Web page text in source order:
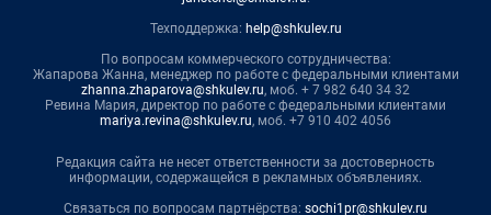
Техподдержка: help@shkulev.ru
По вопросам коммерческого сотрудничества:
Жапарова Жанна, менеджер по работе с федеральными клиентами
zhanna.zhaparova@shkulev.ru, моб. + 7 982 640 34 32
Ревина Мария, директор по работе с федеральными клиентами
mariya.revina@shkulev.ru, моб. +7 910 402 4056
Редакция сайта не несет ответственности за достоверность
информации, содержащейся в рекламных объявлениях.
Связаться по вопросам партнёрства: sochi1pr@shkulev.ru